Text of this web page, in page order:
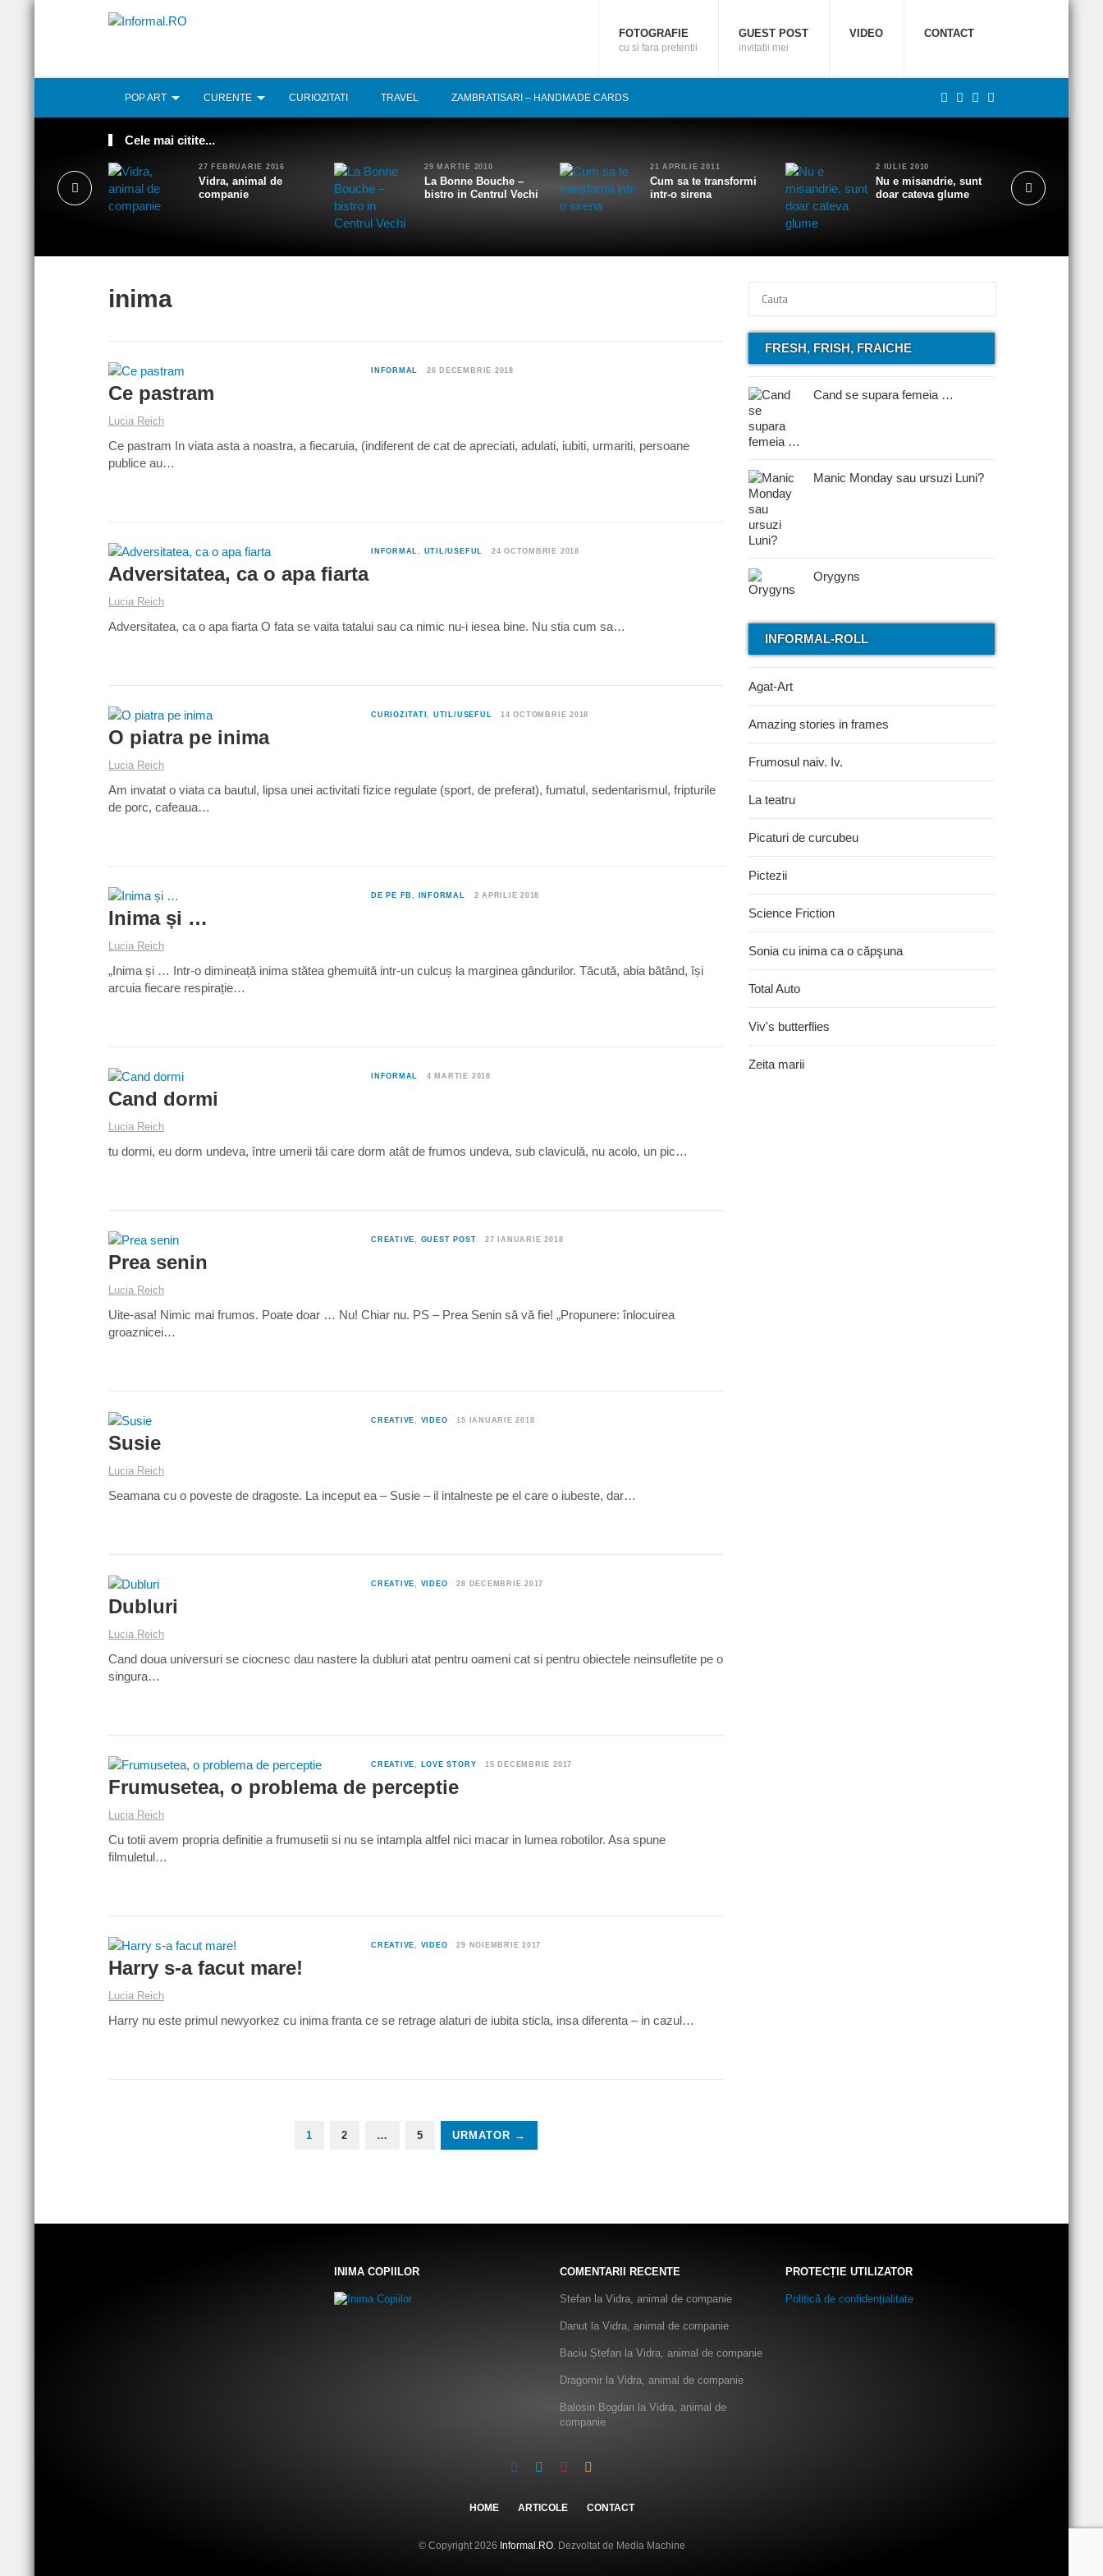
FOTOGRAFIE
cu si fara pretentii
GUEST POST
invitatii mei
VIDEO CONTACT
POP ART CURENTE CURIOZITATI TRAVEL ZAMBRATISARI – HANDMADE CARDS
Cele mai citite...
27 FEBRUARIE 2016
Vidra, animal de
companie
29 MARTIE 2010
La Bonne Bouche –
bistro in Centrul Vechi
21 APRILIE 2011
Cum sa te transformi
intr-o sirena
2 IULIE 2010
Nu e misandrie, sunt
doar cateva glume
inima
INFORMAL 26 DECEMBRIE 2018
Ce pastram
Lucia Reich
Ce pastram In viata asta a noastra, a fiecaruia, (indiferent de cat de apreciati, adulati, iubiti, urmariti, persoane
publice au…
INFORMAL, UTIL/USEFUL 24 OCTOMBRIE 2018
Adversitatea, ca o apa fiarta
Lucia Reich
Adversitatea, ca o apa fiarta O fata se vaita tatalui sau ca nimic nu-i iesea bine. Nu stia cum sa…
CURIOZITATI, UTIL/USEFUL 14 OCTOMBRIE 2018
O piatra pe inima
Lucia Reich
Am invatat o viata ca bautul, lipsa unei activitati fizice regulate (sport, de preferat), fumatul, sedentarismul, fripturile
de porc, cafeaua…
DE PE FB, INFORMAL 2 APRILIE 2018
Inima și …
Lucia Reich
„Inima și … Intr-o dimineață inima stătea ghemuită intr-un culcuș la marginea gândurilor. Tăcută, abia bătând, își
arcuia fiecare respirație…
INFORMAL 4 MARTIE 2018
Cand dormi
Lucia Reich
tu dormi, eu dorm undeva, între umerii tăi care dorm atât de frumos undeva, sub claviculă, nu acolo, un pic…
CREATIVE, GUEST POST 27 IANUARIE 2018
Prea senin
Lucia Reich
Uite-asa! Nimic mai frumos. Poate doar … Nu! Chiar nu. PS – Prea Senin să vă fie! „Propunere: înlocuirea
groaznicei…
CREATIVE, VIDEO 15 IANUARIE 2018
Susie
Lucia Reich
Seamana cu o poveste de dragoste. La inceput ea – Susie – il intalneste pe el care o iubeste, dar…
CREATIVE, VIDEO 28 DECEMBRIE 2017
Dubluri
Lucia Reich
Cand doua universuri se ciocnesc dau nastere la dubluri atat pentru oameni cat si pentru obiectele neinsufletite pe o
singura…
CREATIVE, LOVE STORY 15 DECEMBRIE 2017
Frumusetea, o problema de perceptie
Lucia Reich
Cu totii avem propria definitie a frumusetii si nu se intampla altfel nici macar in lumea robotilor. Asa spune
filmuletul…
CREATIVE, VIDEO 29 NOIEMBRIE 2017
Harry s-a facut mare!
Lucia Reich
Harry nu este primul newyorkez cu inima franta ce se retrage alaturi de iubita sticla, insa diferenta – in cazul…
1 2 … 5 URMATOR →
FRESH, FRISH, FRAICHE
Cand se supara femeia …
Manic Monday sau ursuzi Luni?
Orygyns
INFORMAL-ROLL
Agat-Art
Amazing stories in frames
Frumosul naiv. Iv.
La teatru
Picaturi de curcubeu
Pictezii
Science Friction
Sonia cu inima ca o căpşuna
Total Auto
Viv's butterflies
Zeita marii
INIMA COPIILOR COMENTARII RECENTE
Stefan la Vidra, animal de companie
Danut la Vidra, animal de companie
Baciu Ștefan la Vidra, animal de companie
Dragomir la Vidra, animal de companie
Balosin Bogdan la Vidra, animal de
companie
PROTECȚIE UTILIZATOR
Politică de confidențialitate
HOME ARTICOLE CONTACT
© Copyright 2026 Informal.RO. Dezvoltat de Media Machine